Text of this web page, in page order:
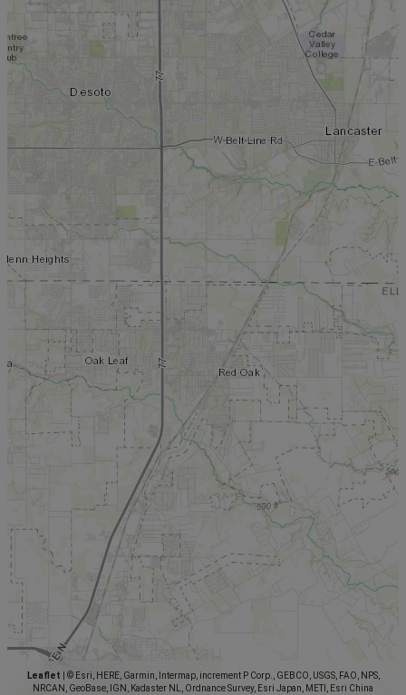
Leaflet
© Esri, HERE, Garmin, Intermap, increment P Corp., GEBCO, USGS, FAO, NPS,
NRCAN, GeoBase, IGN, Kadaster NL, Ordnance Survey, Esri Japan, METI, Esri China